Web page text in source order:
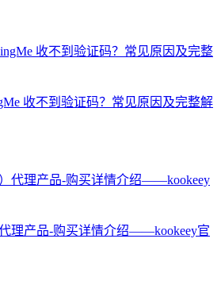
收不到验证码？常见原因及完整解
理产品-购买详情介绍——kookeey官